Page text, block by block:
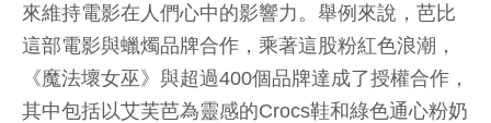
來維持電影在人們心中的影響力。舉例來說，芭比
這部電影與蠟燭品牌合作，乘著這股粉紅色浪潮，
《魔法壞女巫》與超過400個品牌達成了授權合作，
其中包括以艾芙芭為靈感的Crocs鞋和綠色通心粉奶